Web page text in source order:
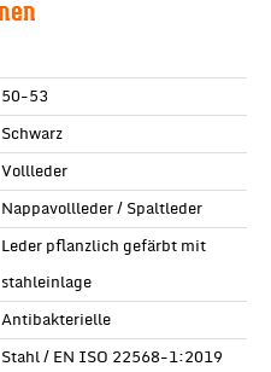
50-53
Schwarz
Vollleder
Nappavollleder / Spaltleder
Leder pflanzlich gefärbt mit
stahleinlage
Antibakterielle
Stahl / EN ISO 22568-1:2019